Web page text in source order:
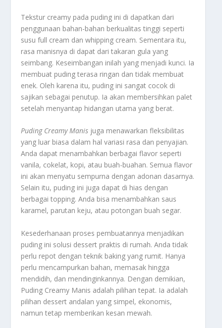
Tekstur creamy pada puding ini di dapatkan dari
penggunaan bahan-bahan berkualitas tinggi seperti
susufull cream danwhipping cream. Sementara itu,
rasa manisnya di dapat dari takaran gula yang
seimbang. Keseimbangan inilah yang menjadi kunci. Ia
membuat puding terasa ringan dan tidak membuat
enek. Oleh karena itu, puding ini sangat cocok di
sajikan sebagai penutup. Ia akan membersihkan palet
setelah menyantap hidangan utama yang berat.
Puding Creamy Manis juga menawarkan fleksibilitas
yang luar biasa dalam hal variasi rasa dan penyajian.
Anda dapat menambahkan berbagaiflavor seperti
vanila, cokelat, kopi, atau buah-buahan. Semuaflavor
ini akan menyatu sempurna dengan adonan dasarnya.
Selain itu, puding ini juga dapat di hias dengan
berbagaitopping. Anda bisa menambahkan saus
karamel, parutan keju, atau potongan buah segar.
Kesederhanaan proses pembuatannya menjadikan
puding ini solusi dessert praktis di rumah. Anda tidak
perlu repot dengan teknik baking yang rumit. Hanya
perlu mencampurkan bahan, memasak hingga
mendidih, dan mendinginkannya. Dengan demikian,
Puding Creamy Manis adalah pilihan tepat. Ia adalah
pilihan dessert andalan yang simpel, ekonomis,
namun tetap memberikan kesan mewah.